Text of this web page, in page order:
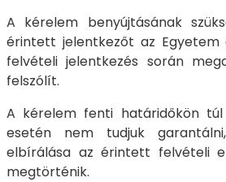
A kérelem benyújtásának
érintett jelentkezőt az
felvételi jelentkezés során
felszólít.
A kérelem fenti határidőkön
esetén nem tudjuk
elbírálása az érintett felvételi
megtörténik.